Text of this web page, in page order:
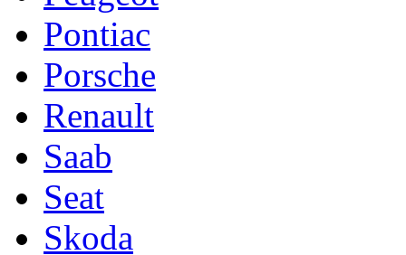
Pontiac
Porsche
Renault
Saab
Seat
Skoda